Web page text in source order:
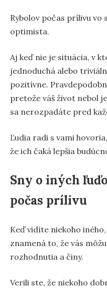
Rybolov počas prílivu vo
optimista.
Aj keď nie je situácia, v
jednoduchá alebo
pozitívne.
pretože váš život nebol
sa nerozpadáte pred
Ľudia radi s vami
že ich čaká lepšia
Sny o iných
počas prílivu
Keď vidíte niekoho
znamená to, že vás
rozhodnutia a činy.
Verili ste, že niekoho